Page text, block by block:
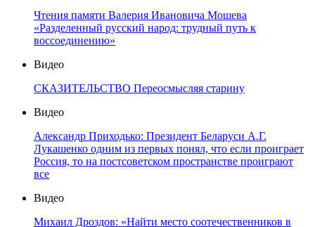
Чтения памяти Валерия Ивановича Мошева
«Разделенный русский народ: трудный путь к
воссоединению»
Видео
СКАЗИТЕЛЬСТВО Переосмысляя старину
Видео
Александр Приходько: Президент Беларуси А.Г.
Лукашенко одним из первых понял, что если проиграет
Россия, то на постсоветском пространстве проиграют
все
Видео
Михаил Дроздов: «Найти место соотечественников в